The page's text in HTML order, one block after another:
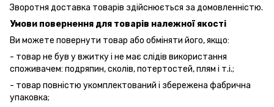
Зворотня доставка товарів здійснюється за домовленністю.
Умови повернення для товарів належної якості
Ви можете повернути товар або обміняти його, якщо:
- товар не був у вжитку і не має слідів використання
споживачем: подряпин, сколів, потертостей, плям і т.і.;
- товар повністю укомплектований і збережена фабрична
упаковка;